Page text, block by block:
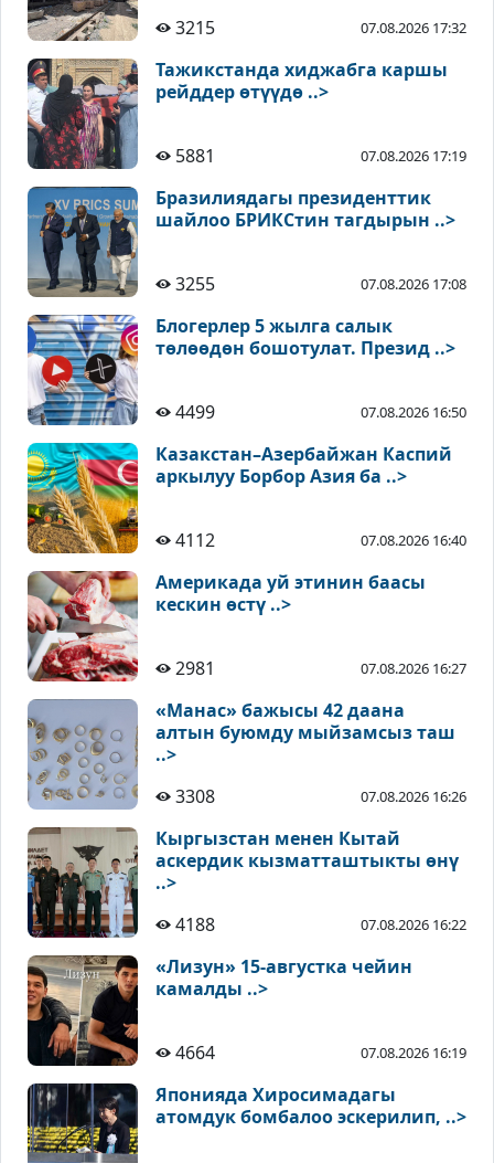
3215
07.08.2026 17:32
Тажикстанда хиджабга каршы
рейддер өтүүдө ..>
5881 07.08.2026 17:19
Бразилиядагы президенттик
шайлоо БРИКСтин тагдырын ..>
3255 07.08.2026 17:08
Блогерлер 5 жылга салык
төлөөдөн бошотулат. Презид ..>
4499 07.08.2026 16:50
Казакстан–Азербайжан Каспий
аркылуу Борбор Азия ба ..>
4112 07.08.2026 16:40
Америкада уй этинин баасы
кескин өстү ..>
2981 07.08.2026 16:27
«Манас» бажысы 42 даана
алтын буюмду мыйзамсыз таш
..>
3308
07.08.2026 16:26
Кыргызстан менен Кытай
аскердик кызматташтыкты өнү
..>
4188
07.08.2026 16:22
«Лизун» 15-августка чейин
камалды ..>
4664 07.08.2026 16:19
Японияда Хиросимадагы
атомдук бомбалоо эскерилип, ..>